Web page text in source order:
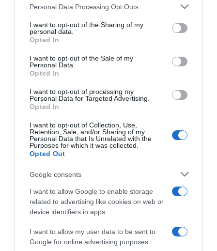
Please note that this website/app uses one or more Google
not limited to your visit or usage behaviour. You may click to
grant or deny consent to Google and its third-party tags to
use your data for below specified purposes in below Google
consent section.
Personal Data Processing Opt Outs
I want to opt-out of the Sharing of my
personal data.
Opted In
I want to opt-out of the Sale of my
Personal Data.
Opted In
I want to opt-out of processing my
Personal Data for Targeted Advertising.
Opted In
I want to opt-out of Collection, Use,
Retention, Sale, and/or Sharing of my
Personal Data that Is Unrelated with the
Purposes for which it was collected.
Opted Out
Google consents
I want to allow Google to enable storage
related to advertising like cookies on web or
device identifiers in apps.
I want to allow my user data to be sent to
Google for online advertising purposes.